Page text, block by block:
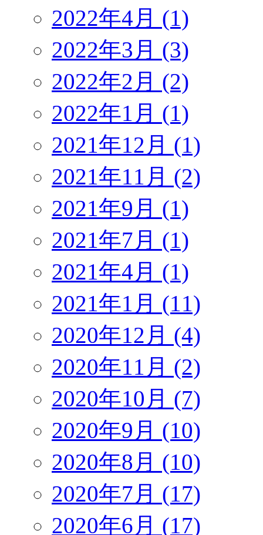
2022年4月 (1)
2022年3月 (3)
2022年2月 (2)
2022年1月 (1)
2021年12月 (1)
2021年11月 (2)
2021年9月 (1)
2021年7月 (1)
2021年4月 (1)
2021年1月 (11)
2020年12月 (4)
2020年11月 (2)
2020年10月 (7)
2020年9月 (10)
2020年8月 (10)
2020年7月 (17)
2020年6月 (17)